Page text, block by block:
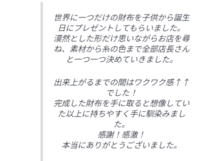
世界に一つだけの財布を子供から誕生
日にプレゼントしてもらいました。
漠然とした形だけ思いながらお店を尋
ね、素材から糸の色まで全部店長さん
と一つ一つ決めていきました。
出来上がるまでの間はワクワク感↑↑
でした！
完成した財布を手に取ると想像してい
た以上に持ちやすく手に馴染みまし
た。
感謝！感激！
本当にありがとうございました。